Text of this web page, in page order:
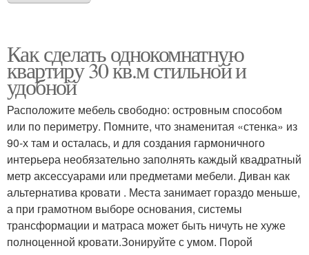
Как сделать однокомнатную
квартиру 30 кв.м стильной и
удобной
Расположите мебель свободно: островным способом
или по периметру. Помните, что знаменитая «стенка» из
90-х там и осталась, и для создания гармоничного
интерьера необязательно заполнять каждый квадратный
метр аксессуарами или предметами мебели. Диван как
альтернатива кровати . Места занимает гораздо меньше,
а при грамотном выборе основания, системы
трансформации и матраса может быть ничуть не хуже
полноценной кровати.Зонируйте с умом. Порой